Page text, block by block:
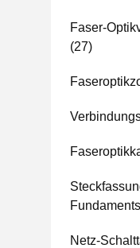
Faser-
(27)
Netz-